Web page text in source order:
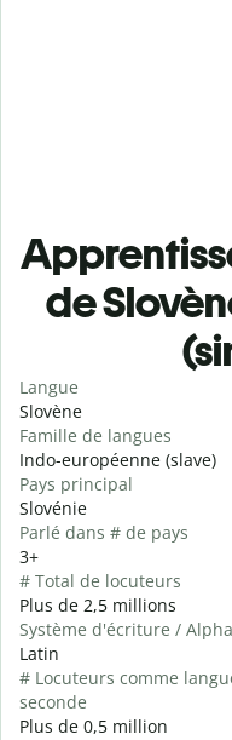
de
Langue
Slovène
Famille de langues
Indo-européenne (slave)
Pays principal
Slovénie
Parlé dans # de pays
3+
# Total de locuteurs
Plus de 2,5 millions
Système d'écriture /
Latin
# Locuteurs comme
seconde
Plus de 0,5 million